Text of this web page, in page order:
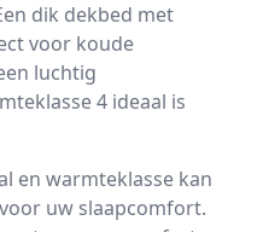
dik dekbed met
voor koude
luchtig
4 ideaal is
en warmteklasse kan
uw slaapcomfort.